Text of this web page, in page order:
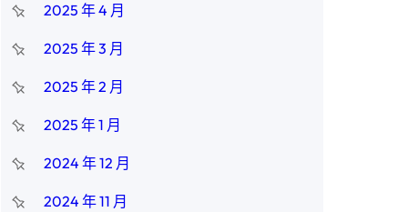
2025 年 4 月
2025 年 3 月
2025 年 2 月
2025 年 1 月
2024 年 12 月
2024 年 11 月